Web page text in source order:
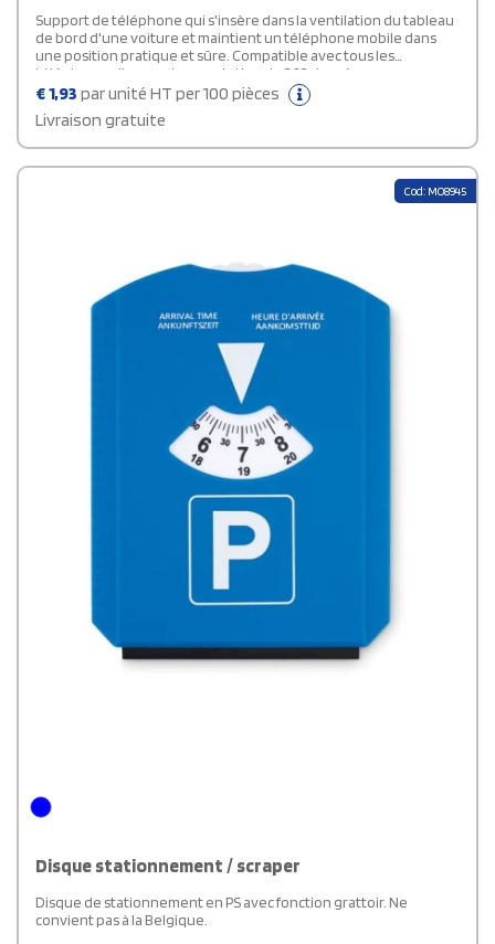
Support de téléphone qui s'insère dans la ventilation du tableau
de bord d'une voiture et maintient un téléphone mobile dans
une position pratique et sûre. Compatible avec tous les
téléphones. Il permet une rotation de 360 degrés avec une
ouverture bilatérale.
€1,93 par unité HT per 100 pièces
Livraison gratuite
Cod: MO8945
Disque stationnement / scraper
Disque de stationnement en PS avec fonction grattoir. Ne
convient pas à la Belgique.